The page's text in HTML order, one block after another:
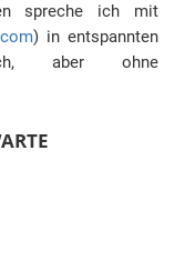
spreche ich mit
) in entspannten
aber ohne